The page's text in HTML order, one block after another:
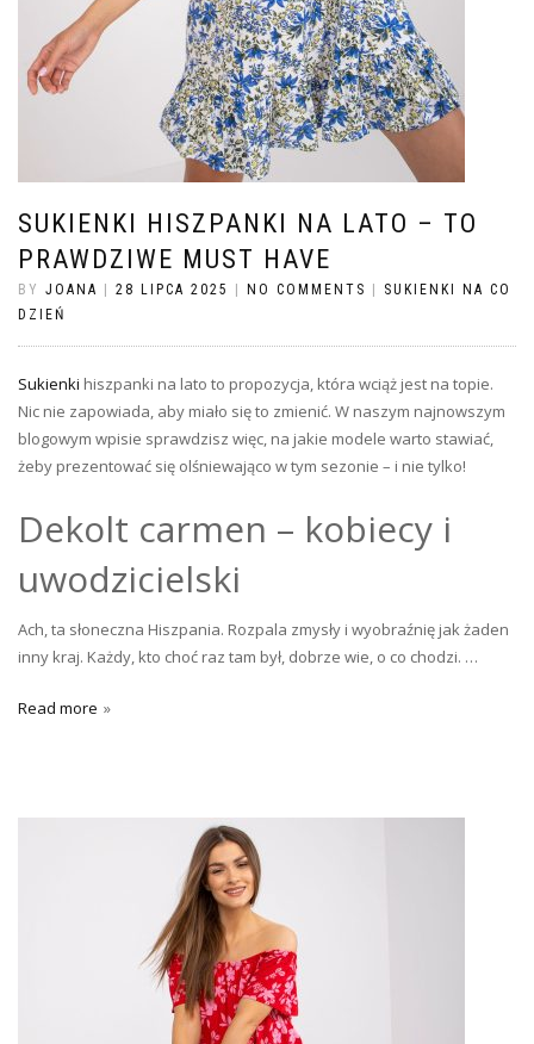
SUKIENKI HISZPANKI NA LATO – TO
PRAWDZIWE MUST HAVE
BY JOANA | 28 LIPCA 2025 | NO COMMENTS | SUKIENKI NA CO
DZIEŃ
Sukienki hiszpanki na lato to propozycja, która wciąż jest na topie.
Nic nie zapowiada, aby miało się to zmienić. W naszym najnowszym
blogowym wpisie sprawdzisz więc, na jakie modele warto stawiać,
żeby prezentować się olśniewająco w tym sezonie – i nie tylko!
Dekolt carmen – kobiecy i
uwodzicielski
Ach, ta słoneczna Hiszpania. Rozpala zmysły i wyobraźnię jak żaden
inny kraj. Każdy, kto choć raz tam był, dobrze wie, o co chodzi. …
Read more